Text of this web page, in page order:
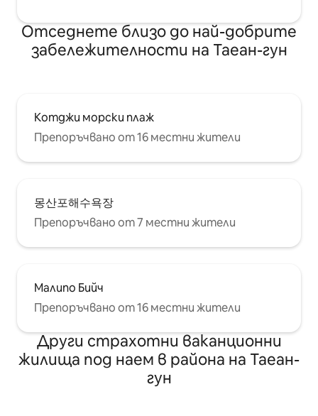
Отседнете близо до най-добрите
забележителности на Таеан-гун
Котджи морски плаж
Препоръчвано от 16 местни жители
몽산포해수욕장
Препоръчвано от 7 местни жители
Малипо Бийч
Препоръчвано от 16 местни жители
Други страхотни ваканционни
жилища под наем в района на Таеан-
гун